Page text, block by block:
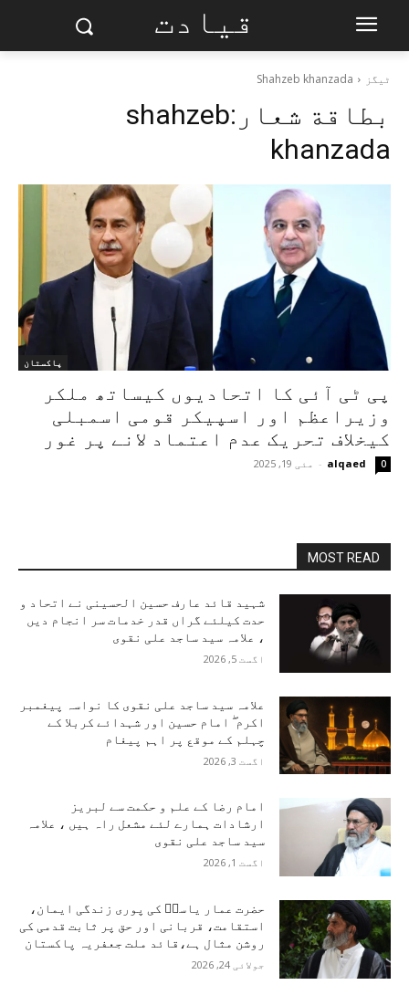
قیادت
ٹیگز Shahzeb khanzada
بطاقة شعار:shahzeb
khanzada
پاکستان
پی ٹی آئی کا اتحادیوں کیساتھ ملکر
وزیراعظم اور اسپیکر قومی اسمبلی
کیخلاف تحریک عدم اعتماد لانے پر غور
alqaed
- مئی 19, 2025 0
MOST READ
شہید قائد عارف حسین الحسینی نے اتحاد و
حدت کیلئے گراں قدر خدمات سر انجام دیں
، علامہ سید ساجد علی نقوی
اگست 5, 2026
علامہ سید ساجد علی نقوی کا نواسہ پیغمبر
اکرم ۖ امام حسین اور شہدائے کربلا کے
چہلم کے موقع پر اہم پیغام
اگست 3, 2026
امام رضا کے علم و حکمت سے لبریز
ارشادات ہمارے لئے مشعل راہ ہیں ، علامہ
سید ساجد علی نقوی
اگست 1, 2026
حضرت عمار یاسرؑ کی پوری زندگی ایمان،
استقامت، قربانی اور حق پر ثابت قدمی کی
روشن مثال ہے،قائد ملت جعفریہ پاکستان
جولائی 24, 2026